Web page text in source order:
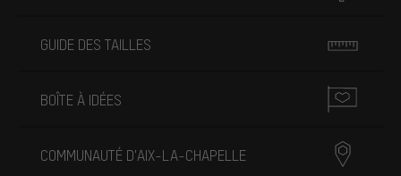
GUIDE DES TAILLES
BOÎTE À IDÉES
COMMUNAUTÉ D'AIX-LA-CHAPELLE